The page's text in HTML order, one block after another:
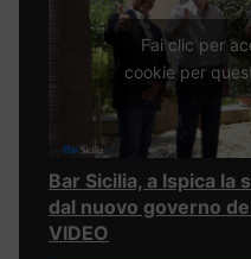
Fai clic per
cookie per
Bar Sicilia, a Ispica la
dal nuovo governo
VIDEO